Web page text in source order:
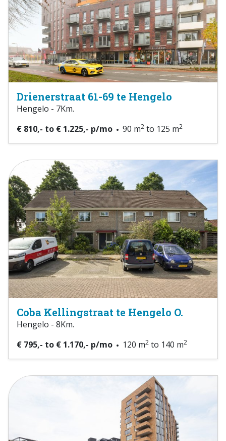
Drienerstraat 61-69 te Hengelo
Hengelo - 7Km.
€ 810,- to € 1.225,- p/mo
90 m2 to 125 m2
Coba Kellingstraat te Hengelo O.
Hengelo - 8Km.
€ 795,- to € 1.170,- p/mo
120 m2 to 140 m2